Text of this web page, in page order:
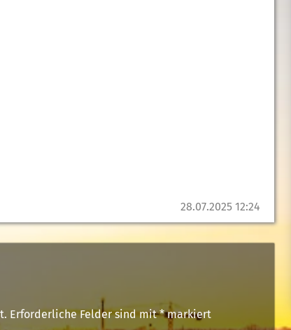
28.07.2025 12:24
Erforderliche Felder sind mit*markiert